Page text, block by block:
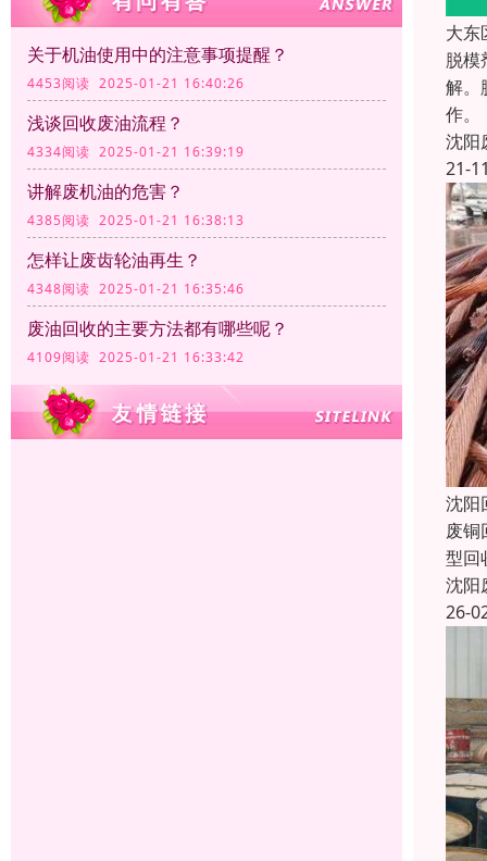
关于机油使用中的注意事项提醒？
4453阅读 2025-01-21 16:40:26
浅谈回收废油流程？
4334阅读 2025-01-21 16:39:19
讲解废机油的危害？
4385阅读 2025-01-21 16:38:13
怎样让废齿轮油再生？
4348阅读 2025-01-21 16:35:46
废油回收的主要方法都有哪些呢？
4109阅读 2025-01-21 16:33:42
大东
脱模
解。
作。
沈阳
21-
沈阳
废
型回
沈阳
26-